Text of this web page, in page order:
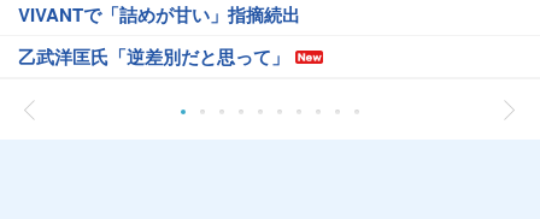
VIVANTで「詰めが甘い」指摘続出
乙武洋匡氏「逆差別だと思って」